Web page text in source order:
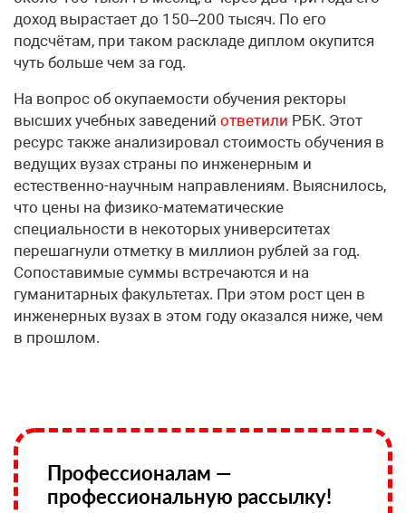
доход вырастает до 150–200 тысяч. По его
подсчётам, при таком раскладе диплом окупится
чуть больше чем за год.
На вопрос об окупаемости обучения ректоры
высших учебных заведений ответили РБК. Этот
ресурс также анализировал стоимость обучения в
ведущих вузах страны по инженерным и
естественно-научным направлениям. Выяснилось,
что цены на физико-математические
специальности в некоторых университетах
перешагнули отметку в миллион рублей за год.
Сопоставимые суммы встречаются и на
гуманитарных факультетах. При этом рост цен в
инженерных вузах в этом году оказался ниже, чем
в прошлом.
Профессионалам —
профессиональную рассылку!